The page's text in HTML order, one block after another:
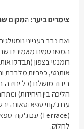
צימרים ביער: המקום
המפורסמים מאמירים
רומנטי בצפון (תבדקו
אותנטי, כפריות מלבבת
בידוד מושלם (כל יחידה
הליכה בין היחידות)
עם ג'קוזי ספא וסאונה
(
Terrace) עם ג'קוזי
לחלוק.